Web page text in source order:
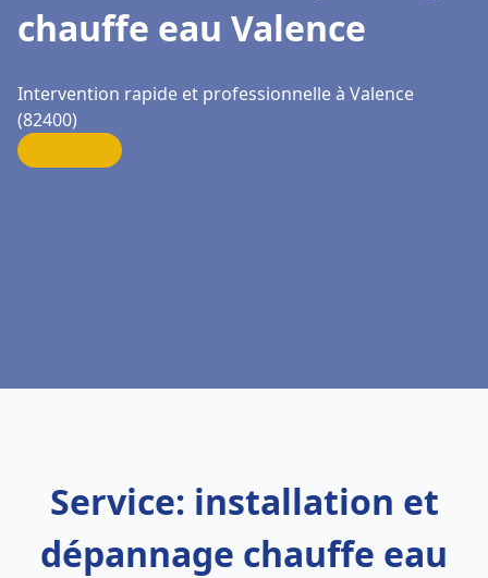
chauffe eau Valence
Intervention rapide et professionnelle à Valence
(82400)
Service: installation et
dépannage chauffe eau